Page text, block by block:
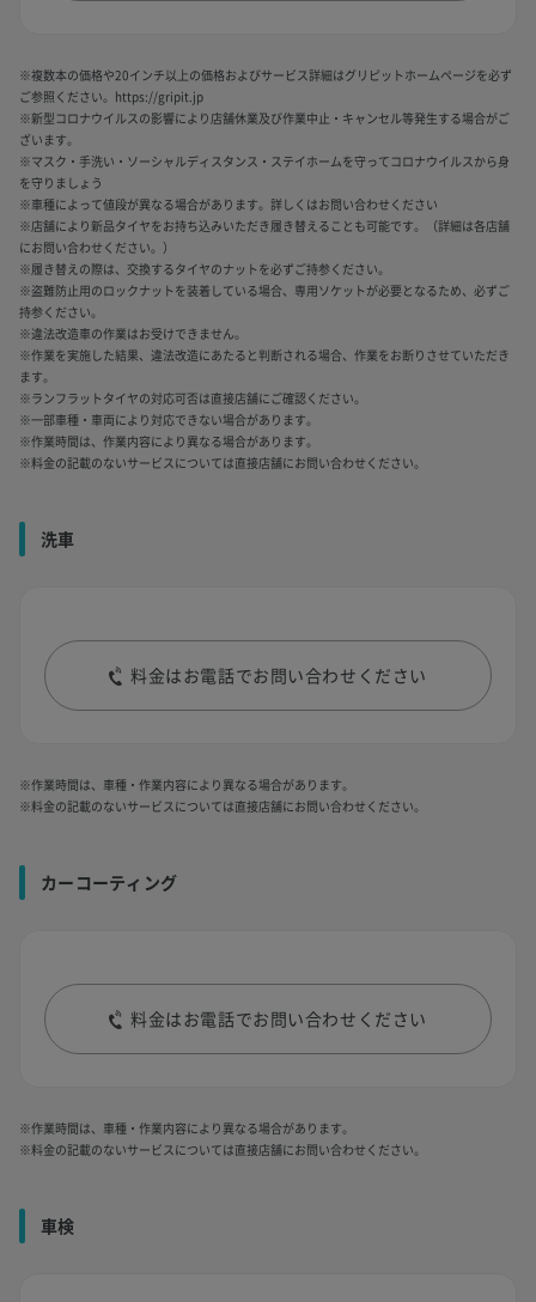
※複数本の価格や20インチ以上の価格およびサービス詳細はグリピットホームページを必ず
ご参照ください。https://gripit.jp
※新型コロナウイルスの影響により店舗休業及び作業中止・キャンセル等発生する場合がご
ざいます。
※マスク・手洗い・ソーシャルディスタンス・ステイホームを守ってコロナウイルスから身
を守りましょう
※車種によって値段が異なる場合があります。詳しくはお問い合わせください
※店舗により新品タイヤをお持ち込みいただき履き替えることも可能です。（詳細は各店舗
にお問い合わせください。）
※履き替えの際は、交換するタイヤのナットを必ずご持参ください。
※盗難防止用のロックナットを装着している場合、専用ソケットが必要となるため、必ずご
持参ください。
※違法改造車の作業はお受けできません。
※作業を実施した結果、違法改造にあたると判断される場合、作業をお断りさせていただき
ます。
※ランフラットタイヤの対応可否は直接店舗にご確認ください。
※一部車種・車両により対応できない場合があります。
※作業時間は、作業内容により異なる場合があります。
※料金の記載のないサービスについては直接店舗にお問い合わせください。
洗車
料金はお電話でお問い合わせください
※作業時間は、車種・作業内容により異なる場合があります。
※料金の記載のないサービスについては直接店舗にお問い合わせください。
カーコーティング
料金はお電話でお問い合わせください
※作業時間は、車種・作業内容により異なる場合があります。
※料金の記載のないサービスについては直接店舗にお問い合わせください。
車検